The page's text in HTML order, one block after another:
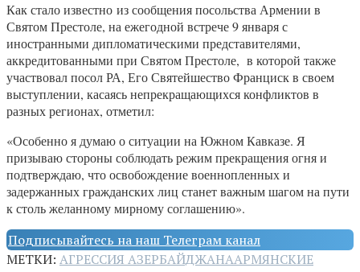
Как стало известно из сообщения посольства Армении в
Святом Престоле, на ежегодной встрече 9 января с
иностранными дипломатическими представителями,
аккредитованными при Святом Престоле, в которой также
участвовал посол РА, Его Святейшество Франциск в своем
выступлении, касаясь непрекращающихся конфликтов в
разных регионах, отметил:
«Особенно я думаю о ситуации на Южном Кавказе. Я
призываю стороны соблюдать режим прекращения огня и
подтверждаю, что освобождение военнопленных и
задержанных гражданских лиц станет важным шагом на пути
к столь желанному мирному соглашению».
Подписывайтесь на наш Телеграм канал
МЕТКИ: АГРЕССИЯ АЗЕРБАЙДЖАНААРМЯНСКИЕ